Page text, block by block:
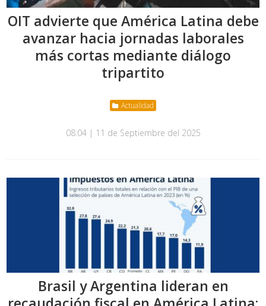
OIT advierte que América Latina debe
avanzar hacia jornadas laborales
más cortas mediante diálogo
tripartito
Actualidad
08:04 | 11 de Septiembre del 2025
Brasil y Argentina lideran en